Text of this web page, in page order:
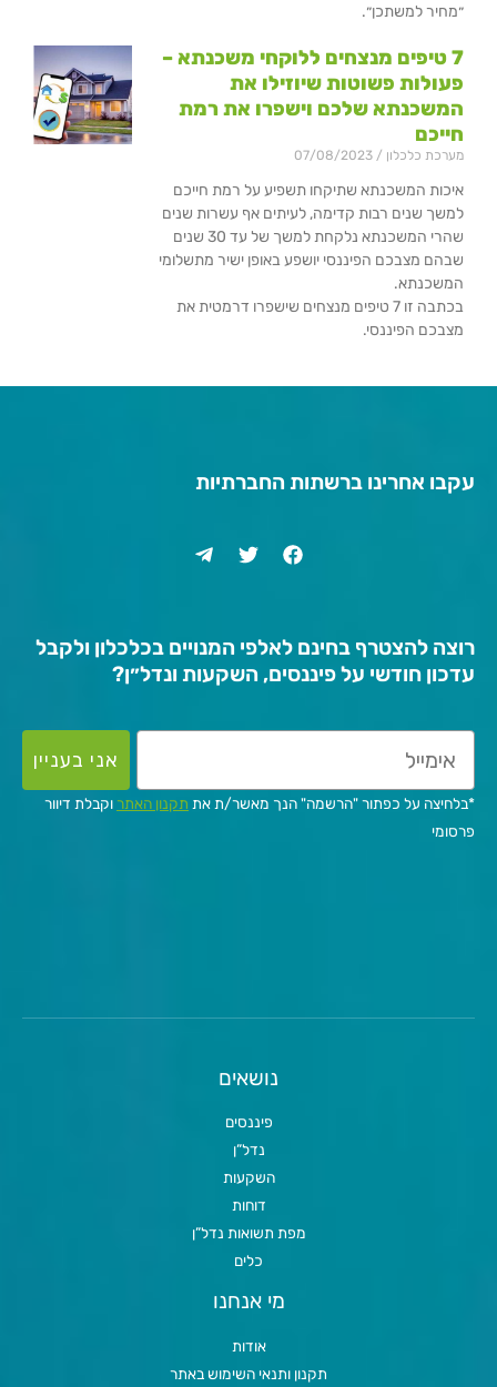
״מחיר למשתכן״.
7 טיפים מנצחים ללוקחי משכנתא –
פעולות פשוטות שיוזילו את
המשכנתא שלכם וישפרו את רמת
חייכם
מערכת כלכלון
איכות המשכנתא שתיקחו תשפיע על רמת חייכם
למשך שנים רבות קדימה, לעיתים אף עשרות שנים
שהרי המשכנתא נלקחת למשך של עד 30 שנים
שבהם מצבכם הפיננסי יושפע באופן ישיר מתשלומי
המשכנתא.
בכתבה זו 7 טיפים מנצחים שישפרו דרמטית את
מצבכם הפיננסי.
עקבו אחרינו ברשתות החברתיות
רוצה להצטרף בחינם לאלפי המנויים בכלכלון ולקבל
עדכון חודשי על פיננסים, השקעות ונדל״ן?
אני בעניין
*בלחיצה על כפתור "הרשמה" הנך מאשר/ת את תקנון האתר וקבלת דיוור
פרסומי
נושאים
פיננסים
נדל”ן
השקעות
דוחות
מפת תשואות נדל”ן
כלים
מי אנחנו
אודות
תקנון ותנאי השימוש באתר